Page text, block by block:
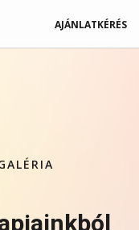
AJÁNLATKÉRÉS